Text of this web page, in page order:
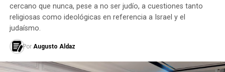
cercano que nunca, pese a no ser judío, a cuestiones tanto
religiosas como ideológicas en referencia a Israel y el
judaísmo.
Por Augusto Aldaz